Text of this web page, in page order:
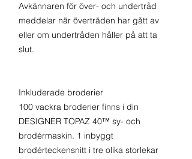
Avkännaren för över- och undertråd
meddelar när övertråden har gått av
eller om undertråden håller på att ta
slut.
Inkluderade broderier
100 vackra broderier finns i din
DESIGNER TOPAZ 40™ sy- och
brodérmaskin. 1 inbyggt
brodérteckensnitt i tre olika storlekar